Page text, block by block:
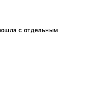
с отдельным